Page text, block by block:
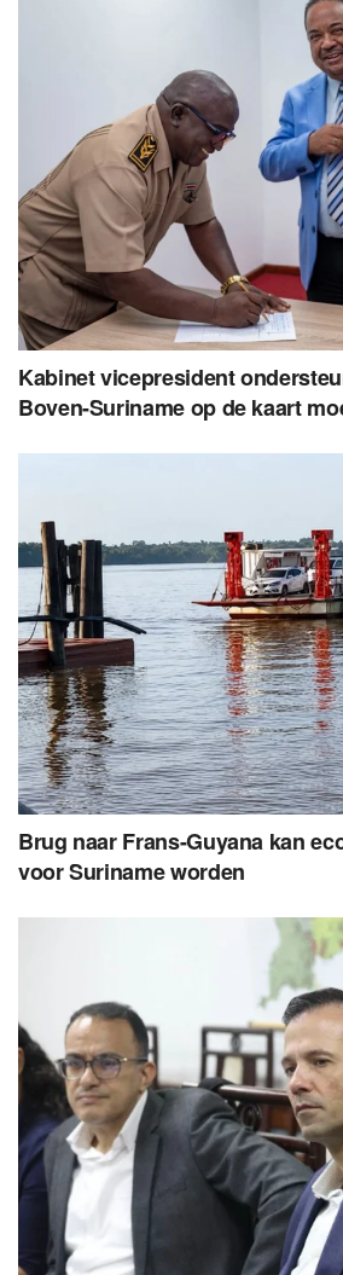
Kabinet vicepresident
Boven-Suriname op de kaart
Brug naar Frans-Guyana kan
voor Suriname worden